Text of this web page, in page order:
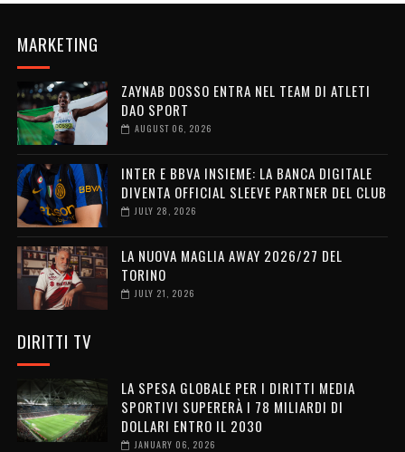
MARKETING
ZAYNAB DOSSO ENTRA NEL TEAM DI ATLETI
DAO SPORT
AUGUST 06, 2026
INTER E BBVA INSIEME: LA BANCA DIGITALE
DIVENTA OFFICIAL SLEEVE PARTNER DEL CLUB
JULY 28, 2026
LA NUOVA MAGLIA AWAY 2026/27 DEL
TORINO
JULY 21, 2026
DIRITTI TV
LA SPESA GLOBALE PER I DIRITTI MEDIA
SPORTIVI SUPERERÀ I 78 MILIARDI DI
DOLLARI ENTRO IL 2030
JANUARY 06, 2026